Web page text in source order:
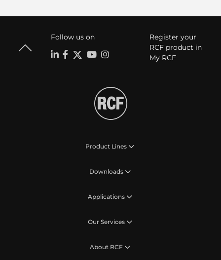
Follow us on
Register your
RCF product in
My RCF
Product Lines
Downloads
Applications
Our Services
About RCF